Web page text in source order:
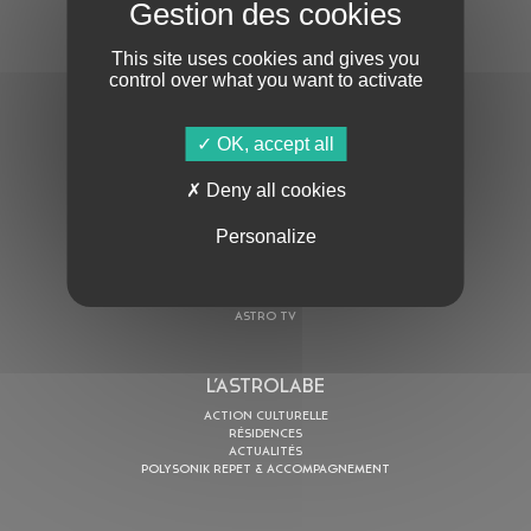
S'ABONNER À LA NEWSLETTER
En cochant cette case, j’accepte la Politique de confidentialité
ASTRO TV
L’ASTROLABE
ACTION CULTURELLE
RÉSIDENCES
ACTUALITÉS
POLYSONIK REPET & ACCOMPAGNEMENT
This site uses cookies and gives you
control over what you want to activate
OK, accept all
Deny all cookies
Personalize